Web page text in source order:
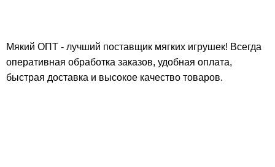
Мякий ОПТ - лучший поставщик мягких игрушек! Всегда
оперативная обработка заказов, удобная оплата,
быстрая доставка и высокое качество товаров.